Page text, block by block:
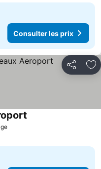
Consulter les prix
Partager